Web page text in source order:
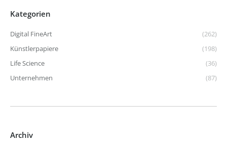
Kategorien
Digital FineArt
(262)
Künstlerpapiere
(198)
Life Science
(36)
Unternehmen
(87)
Archiv